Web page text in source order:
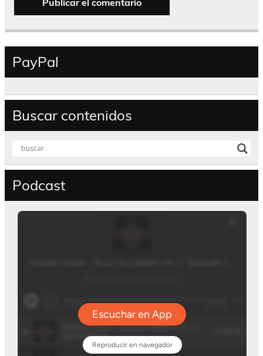
PayPal
Buscar contenidos
Podcast